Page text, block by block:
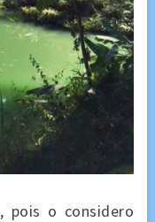
pois o considero